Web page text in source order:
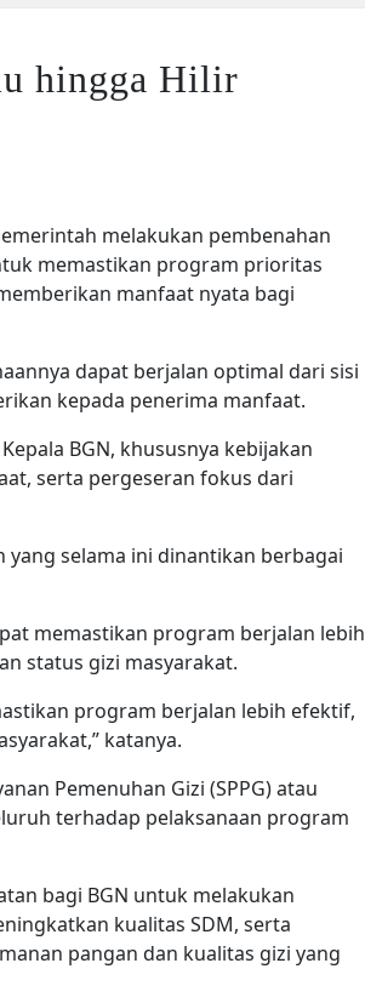
hingga Hilir
melakukan pembenahan
memastikan program prioritas
manfaat nyata bagi
dapat berjalan optimal dari sisi
kepada penerima manfaat.
BGN, khususnya kebijakan
serta pergeseran fokus dari
selama ini dinantikan berbagai
memastikan program berjalan lebih
status gizi masyarakat.
program berjalan lebih efektif,
katanya.
Pemenuhan Gizi (SPPG) atau
terhadap pelaksanaan program
bagi BGN untuk melakukan
kualitas SDM, serta
pangan dan kualitas gizi yang